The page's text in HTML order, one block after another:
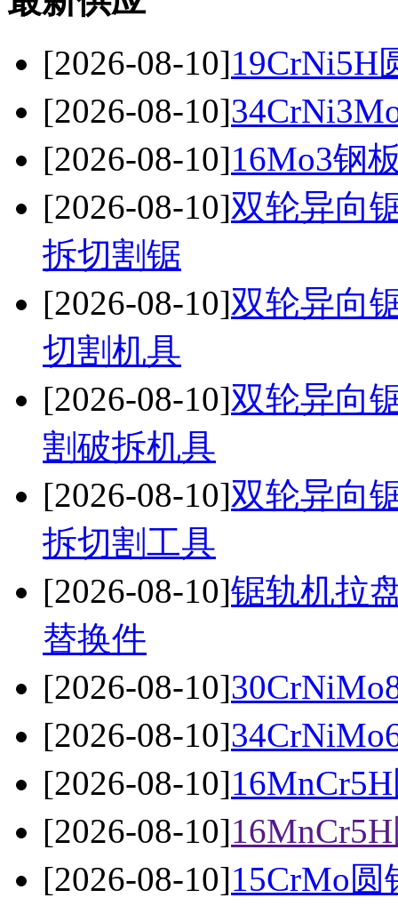
[2026-08-10]19CrNi5H
[2026-08-10]
[2026-08-10]16Mo3钢
[2026-08-10]双轮异向
拆切割锯
[2026-08-10]双轮异向
切割机具
[2026-08-10]双轮异向
割破拆机具
[2026-08-10]双轮异向
拆切割工具
[2026-08-10]锯轨机拉
替换件
[2026-08-10]
[2026-08-10]
[2026-08-10]
[2026-08-10]
[2026-08-10]15CrMo圆